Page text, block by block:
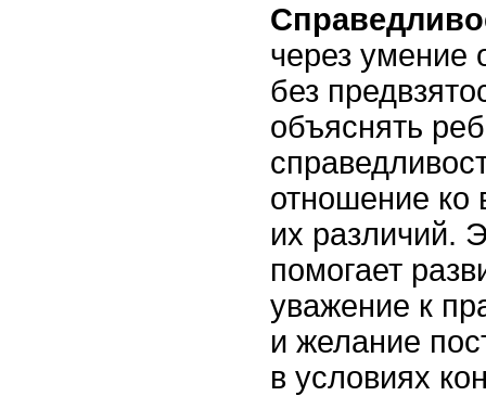
через умение
без
объяснять
отношение ко
их различий.
помогает
уважение к
и желание
в условиях